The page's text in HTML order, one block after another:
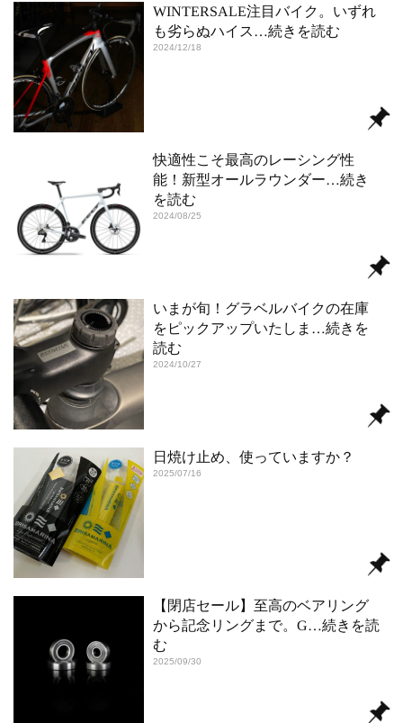
WINTERSALE注目バイク。いずれ
も劣らぬハイス …続きを読む
2024/12/18
快適性こそ最高のレーシング性
能！新型オールラウンダー…続き
を読む
2024/08/25
いまが旬！グラベルバイクの在庫
をピックアップいたしま …続きを
読む
2024/10/27
日焼け止め、使っていますか？
2025/07/16
【閉店セール】至高のベアリング
から記念リングまで。G…続きを読
む
2025/09/30